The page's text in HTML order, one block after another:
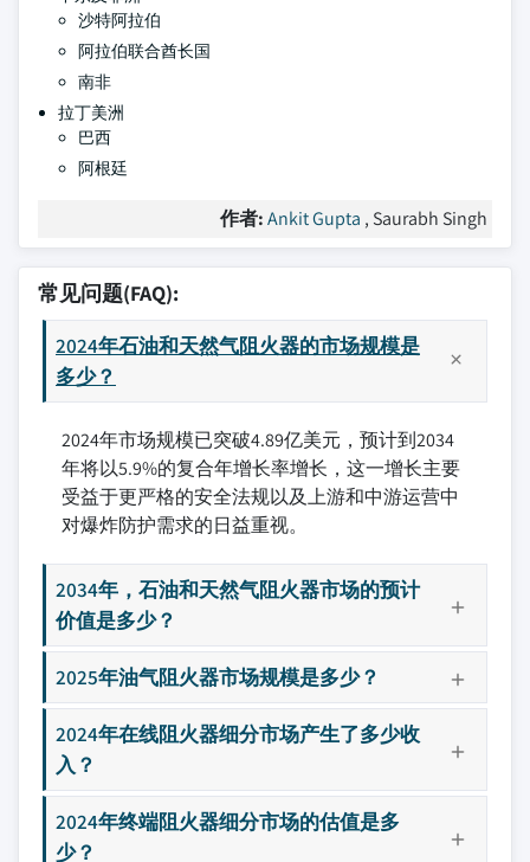
沙特阿拉伯
阿拉伯联合酋长国
南非
拉丁美洲
巴西
阿根廷
作者:Ankit Gupta , Saurabh Singh
常见问题(FAQ):
2024年石油和天然气阻火器的市场规模是
多少？
2024年市场规模已突破4.89亿美元，预计到2034
年将以5.9%的复合年增长率增长，这一增长主要
受益于更严格的安全法规以及上游和中游运营中
对爆炸防护需求的日益重视。
2034年，石油和天然气阻火器市场的预计
价值是多少？
2025年油气阻火器市场规模是多少？
2024年在线阻火器细分市场产生了多少收
入？
2024年终端阻火器细分市场的估值是多
少？